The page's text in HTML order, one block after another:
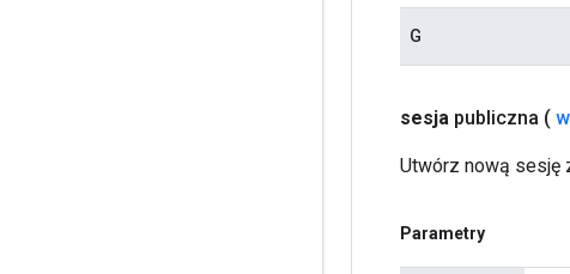
G
sesja publiczna (
Utwórz nową sesję
Parametry